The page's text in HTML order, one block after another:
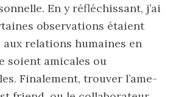
En y réfléchissant, j’ai
observations étaient
aux relations humaines en
soient amicales ou
Finalement, trouver l’ame-